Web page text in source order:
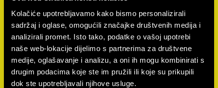
Kolačiće upotrebljavamo kako bismo personalizirali
sadržaj i oglase, omogućili značajke društvenih medija i
analizirali promet. Isto tako, podatke o vašoj upotrebi
naše web-lokacije dijelimo s partnerima za društvene
medije, oglašavanje i analizu, a oni ih mogu kombinirati s
drugim podacima koje ste im pružili ili koje su prikupili
dok ste upotrebljavali njihove usluge.
Duhanpromet, iNovine i Lafka. Cijena kartice je 3,00 KM.
haloo prodajna mjesta na kojima možeš kupiti zamjensku
USIM karticu na linku. Duhanpromet lokacije na kojima
možeš kupiti zamjensku USIM karticu na linku.
Kako aktivirati zamjensku USIM karticu?